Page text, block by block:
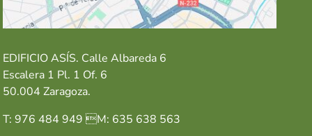
EDIFICIO ASÍS. Calle Albareda 6
Escalera 1 Pl. 1 Of. 6
50.004 Zaragoza.
T: 976 484 949 M: 635 638 563